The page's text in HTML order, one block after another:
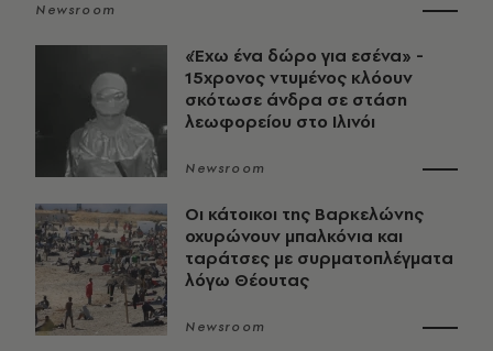
Newsroom
«Έχω ένα δώρο για εσένα» -
15χρονος ντυμένος κλόουν
σκότωσε άνδρα σε στάση
λεωφορείου στο Ιλινόι
Newsroom
Οι κάτοικοι της Βαρκελώνης
οχυρώνουν μπαλκόνια και
ταράτσες με συρματοπλέγματα
λόγω Θέουτας
Newsroom